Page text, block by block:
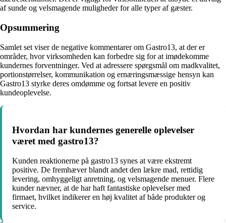
af sunde og velsmagende muligheder for alle typer af gæster.
Opsummering
Samlet set viser de negative kommentarer om Gastro13, at der er
områder, hvor virksomheden kan forbedre sig for at imødekomme
kundernes forventninger. Ved at adressere spørgsmål om madkvalitet,
portionstørrelser, kommunikation og ernæringsmæssige hensyn kan
Gastro13 styrke deres omdømme og fortsat levere en positiv
kundeoplevelse.
Hvordan har kundernes generelle oplevelser
været med gastro13?
Kunden reaktionerne på gastro13 synes at være ekstremt
positive. De fremhæver blandt andet den lækre mad, rettidig
levering, omhyggeligt anretning, og velsmagende menuer. Flere
kunder nævner, at de har haft fantastiske oplevelser med
firmaet, hvilket indikerer en høj kvalitet af både produkter og
service.